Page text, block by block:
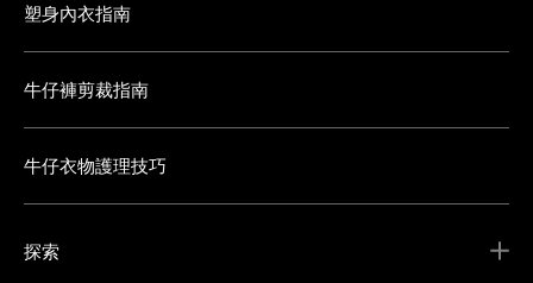
塑身內衣指南
牛仔褲剪裁指南
牛仔衣物護理技巧
探索